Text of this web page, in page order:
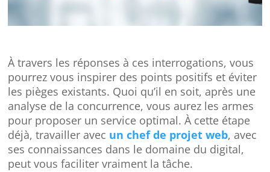
À travers les réponses à ces interrogations, vous
pourrez vous inspirer des points positifs et éviter
les pièges existants. Quoi qu’il en soit, après une
analyse de la concurrence, vous aurez les armes
pour proposer un service optimal. À cette étape
déjà, travailler avec un chef de projet web, avec
ses connaissances dans le domaine du digital,
peut vous faciliter vraiment la tâche.